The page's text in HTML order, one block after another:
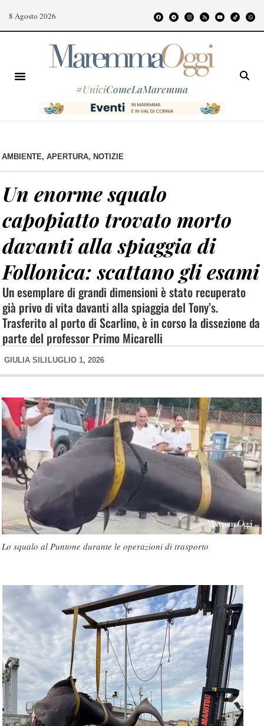
8 Agosto 2026
#UniciComeLaMaremma
AMBIENTE, APERTURA, NOTIZIE
Un enorme squalo
capopiatto trovato morto
davanti alla spiaggia di
Follonica: scattano gli esami
Un esemplare di grandi dimensioni è stato recuperato
già privo di vita davanti alla spiaggia del Tony’s.
Trasferito al porto di Scarlino, è in corso la dissezione da
parte del professor Primo Micarelli
GIULIA SILI LUGLIO 1, 2026
Lo squalo al Puntone durante le operazioni di trasporto